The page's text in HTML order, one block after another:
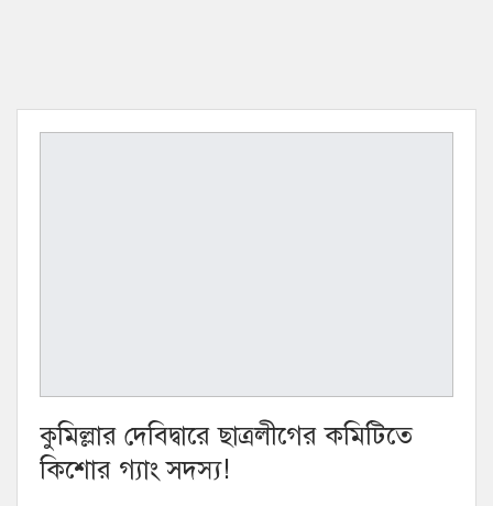
কুমিল্লার দেবিদ্বারে ছাত্রলীগের কমিটিতে
কিশোর গ্যাং সদস্য!